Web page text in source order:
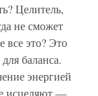
Целитель,
не сможет
все это? Это
баланса.
энергией
исцеляют —